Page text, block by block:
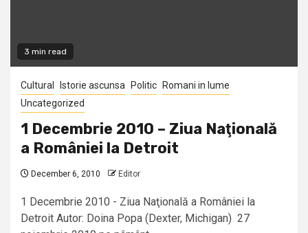
3 min read
Cultural Istorie ascunsa Politic
Romani in lume
Uncategorized
1 Decembrie 2010 – Ziua Naţională
a României la Detroit
December 6, 2010 Editor
1 Decembrie 2010 - Ziua Naţională a României la
Detroit Autor: Doina Popa (Dexter, Michigan) 27